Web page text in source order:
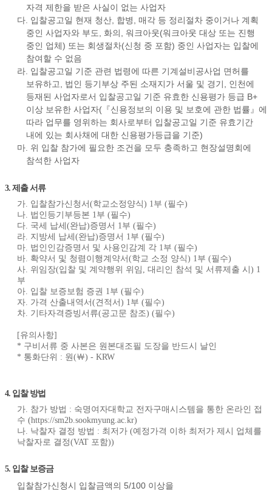
자격 제한을 받은 사실이 없는 사업자
다. 입찰공고일 현재 청산, 합병, 매각 등 정리절차 중이거나 계획
중인 사업자와 부도, 화의, 워크아웃(워크아웃 대상 또는 진행
중인 업체) 또는 회생절차(신청 중 포함) 중인 사업자는 입찰에
참여할 수 없음
라. 입찰공고일 기준 관련 법령에 따른 기계설비공사업 면허를
보유하고, 법인 등기부상 주된 소재지가 서울 및 경기, 인천에
등재된 사업자로서 입찰공고일 기준 유효한 신용평가 등급 B+
이상 보유한 사업자(『신용정보의 이용 및 보호에 관한 법률』에
따라 업무를 영위하는 회사로부터 입찰공고일 기준 유효기간
내에 있는 회사채에 대한 신용평가등급을 기준)
마. 위 입찰 참가에 필요한 조건을 모두 충족하고 현장설명회에
참석한 사업자
3. 제출 서류
가. 입찰참가신청서(학교소정양식) 1부 (필수)
나. 법인등기부등본 1부 (필수)
다. 국세 납세(완납)증명서 1부 (필수)
라. 지방세 납세(완납)증명서 1부 (필수)
마. 법인인감증명서 및 사용인감계 각 1부 (필수)
바. 확약서 및 청렴이행계약서(학교 소정 양식) 1부 (필수)
사. 위임장(입찰 및 계약행위 위임, 대리인 참석 및 서류제출 시) 1
부
아. 입찰 보증보험 증권 1부 (필수)
자. 가격 산출내역서(견적서) 1부 (필수)
차. 기타자격증빙서류(공고문 참조) (필수)
[유의사항]
* 구비서류 중 사본은 원본대조필 도장을 반드시 날인
* 통화단위 : 원(￦) - KRW
4. 입찰 방법
가. 참가 방법 : 숙명여자대학교 전자구매시스템을 통한 온라인 접
수 (https://sm2b.sookmyung.ac.kr)
나. 낙찰자 결정 방법 : 최저가 (예정가격 이하 최저가 제시 업체를
낙찰자로 결정(VAT 포함))
5. 입찰 보증금
입찰참가신청시 입찰금액의 5/100 이상을